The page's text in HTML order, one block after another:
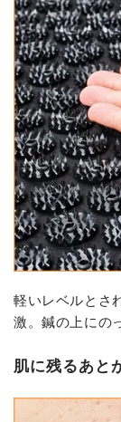
軽いレベルとさ
激。鍼の上にの
肌に残るあと